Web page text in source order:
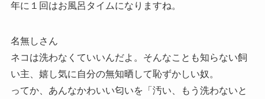
年に１回はお風呂タイムになりますね。
名無しさん
ネコは洗わなくていいんだよ。そんなことも知らない飼
い主、嬉し気に自分の無知晒して恥ずかしい奴。
ってか、あんなかわいい匂いを「汚い、もう洗わないと